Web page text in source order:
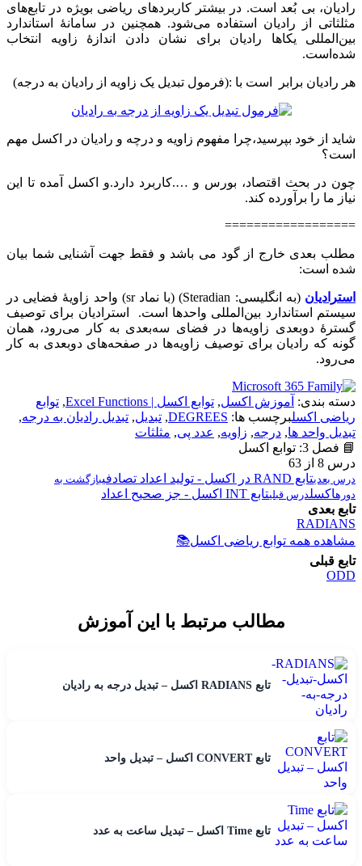
رادیان، بی بُعد است. در بیشتر کاربردهای ریاضی بویژه در تابع‌های
مثلثاتی از رادیان استفاده می‌شود. همچنین در سامانهٔ استاندارد
بین‌المللی یکاها رادیان برای نشان دادن اندازهٔ زاویه انتخاب
شده‌است.
هر رادیان برابر است با :(فرمول تبدیل یک زاویه از رادیان به درجه)
شاید از خود بپرسید،چرا مفهوم زاویه و درچه و رادیان در اکسل مهم
است؟
چون در بحث اقتصاد، بورس و ….کاربرد دارد.و اکسل آمده تا این
نیاز ما را برآورده کند.
==================
مطلب بعدی خارج از گود می باشد و فقط جهت آشنایی شما بیان
شده است:
استرادیان
(به انگلیسی: Steradian) (با نماد sr) واحد زاویهٔ فضایی در
سیستم استاندارد بین‌المللی واحدها است. استرادیان برای توصیف
گسترهٔ دوبعدی زاویه‌ها در فضای سه‌بعدی به کار می‌رود، همان
گونه که رادیان برای توصیف زاویه‌ها در صفحه‌های دوبعدی به کار
می‌رود.
دسته بندی: آموزش اکسل, توابع اکسل | Excel Functions , توابع
ریاضی اکسلبرچسب ها: DEGREES
, تبدیل, تبدیل رادیان به درجه,
تبدیل واحد ها, درجه, زاویه, عدد پی, مثلثات
📘 فصل 3: توابع اکسل
درس 8 از 63
درس بعدیتابع RAND در اکسل - تولید اعداد تصادفی
بازگشت به
دورهاکسلدرس قبلیتابع INT اکسل - جز صحیح اعداد
تابع بعدی
RADIANS
مشاهده همه توابع ریاضی اکسل📚
تابع قبلی
ODD
مطالب مرتبط با این آموزش
تابع RADIANS اکسل – تبدیل درجه به رادیان
تابع CONVERT اکسل – تبدیل واحد
تابع Time اکسل – تبدیل ساعت به عدد